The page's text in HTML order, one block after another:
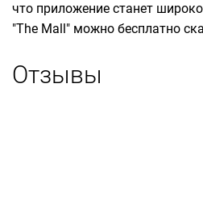
что приложение станет
"The Mall" можно бесплатно
Отзывы